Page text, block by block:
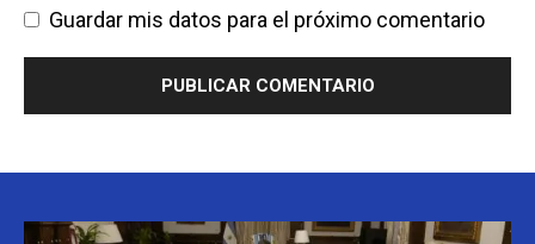
Guardar mis datos para el próximo comentario